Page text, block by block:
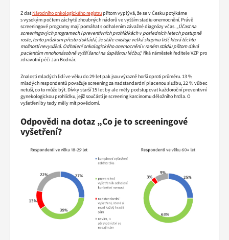
Z datNárodního onkologického registrupřitom vyplývá, že se v Česku potýkáme
s vysokým počtem záchytů zhoubných nádorů ve vyšším stadiu onemocnění. Právě
screeningové programy mají pomáhat s odhalením závažné diagnózy včas. „Účast na
screeningových programech i preventivních prohlídkách v posledních letech postupně
roste, tento průzkum přesto dokládá, že stále existuje velká skupina lidí, která těchto
možností nevyužívá. Odhalení onkologického onemocnění v raném stádiu přitom dává
pacientům mnohonásobně vyšší šanci na úspěšnou léčbu,“ říká náměstek ředitele VZP pro
zdravotní péči Jan Bodnár.
Znalosti mladých lidí ve věku do 29 let pak jsou výrazně horší oproti průměru. 13 %
mladých respondentů považuje screening za nadstandardní placenou službu, 22 % vůbec
netuší, co to může být. Dívky starší 15 let by ale měly podstupovat každoroční preventivní
gynekologickou prohlídku, jejíž součástí je screening karcinomu děložního hrdla. O
vyšetření by tedy měly mít povědomí.
Odpovědi na dotaz „Co je to screeningové
vyšetření?